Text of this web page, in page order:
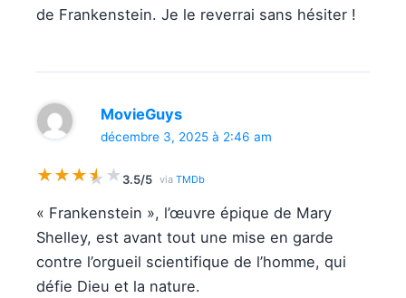
de Frankenstein. Je le reverrai sans hésiter !
MovieGuys
décembre 3, 2025 à 2:46 am
★★★★
★ ★ 3.5/5 via TMDb
« Frankenstein », l’œuvre épique de Mary
Shelley, est avant tout une mise en garde
contre l’orgueil scientifique de l’homme, qui
défie Dieu et la nature.